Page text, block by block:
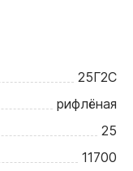
25Г2С
рифлёная
25
11700